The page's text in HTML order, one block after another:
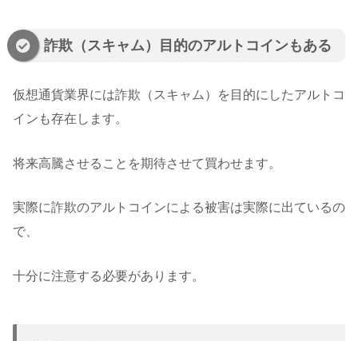
詐欺（スキャム）目的のアルトコインもある
仮想通貨業界には詐欺（スキャム）を目的にしたアルトコ
インも存在します。
将来高騰させることを期待させて買わせます。
実際に詐欺のアルトコインによる被害は実際に出ているの
で、
十分に注意する必要があります。